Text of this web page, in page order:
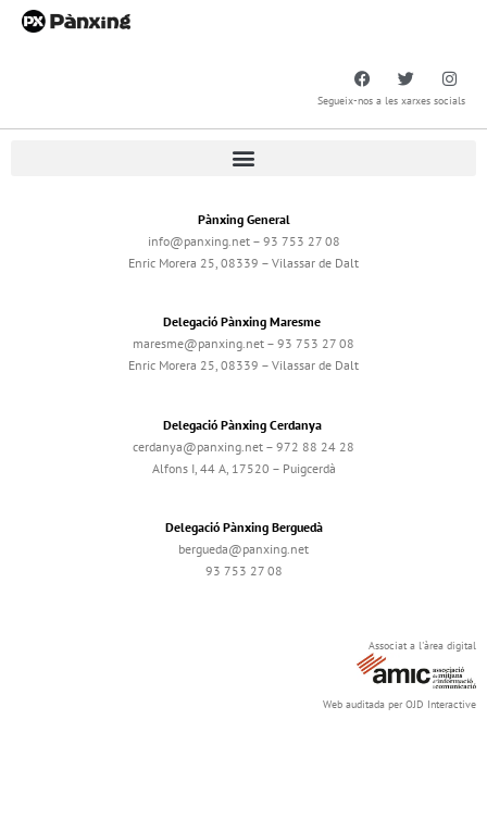
Segueix-nos a les xarxes socials
Pànxing General
info@panxing.net – 93 753 27 08
Enric Morera 25, 08339 – Vilassar de Dalt
Delegació Pànxing Maresme
maresme@panxing.net – 93 753 27 08
Enric Morera 25, 08339 – Vilassar de Dalt
Delegació Pànxing Cerdanya
cerdanya@panxing.net – 972 88 24 28
Alfons I, 44 A, 17520 – Puigcerdà
Delegació Pànxing Berguedà
bergueda@panxing.net
93 753 27 08
Associat a l'àrea digital
Web auditada per OJD Interactive